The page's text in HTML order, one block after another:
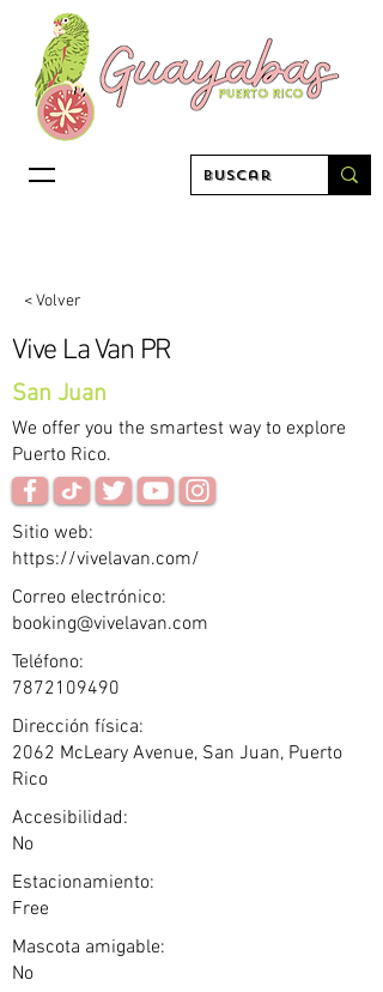
< Volver
Vive La Van PR
San Juan
We offer you the smartest way to explore
Puerto Rico.
Sitio web:
https://vivelavan.com/
Correo electrónico:
booking@vivelavan.com
Teléfono:
7872109490
Dirección física:
2062 McLeary Avenue, San Juan, Puerto
Rico
Accesibilidad:
No
Estacionamiento:
Free
Mascota amigable:
No